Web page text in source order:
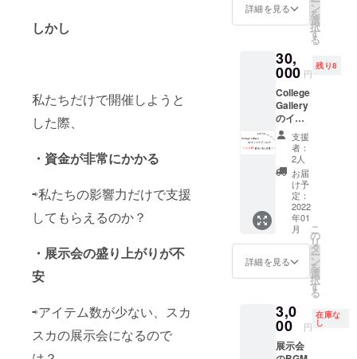
しかし
私たちだけで開催しようと
した際、
・資金が非常にかかる
⇨私たちの影響力だけで支援
してもらえるのか？
・展示会の盛り上がりが不
安
⇨アイテム数が少ない、スカ
スカの展示会になるので
100％
が1名参
のご要
望に応
える形
で一緒
にデザ
インを
行いま
す。オ
リジナ
ルロゴ
を作る
イメー
ジで
す。 ・
デザイ
ンは
データ
いま
す。 ■
ていた
ザー名
（１ア
カウン
支援し
ていた
だいた
場合
メール
のやり
取りで
行いま
す。
詳細を見る ン
を
選
択
す
る
30,
000 円
残り8
College
Gallery
のイン
スタグ
ラムで
宣伝し
ます。
■内容
College
Gallery
のイン
スタグ
ラム
（@coll
ege_gal
lery_ap
にてス
トーリ
にて宣
伝いた
支援
者：
2人
お届
け予
定：
2022
年01
月
詳細を見る
こ
の
リ
タ
ー
ン
を
選
択
す
る
3,0
00 円
在庫な
し
展示会